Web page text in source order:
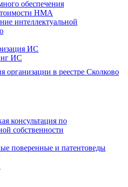
обеспечения
НМА
интеллектуальной
ИС
ИС
организации в реестре Сколково
консультация по
собственности
поверенные и патентоведы